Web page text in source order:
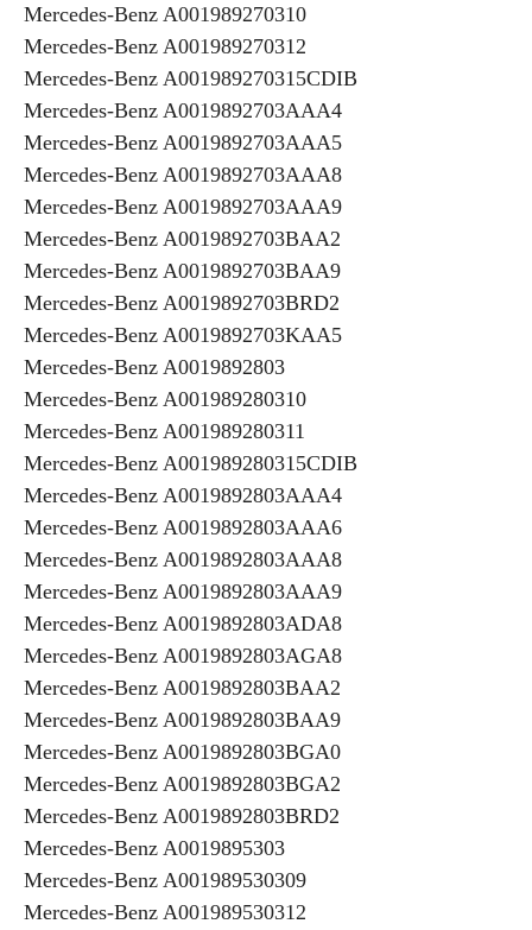
Mercedes-Benz A001989270310
Mercedes-Benz A001989270312
Mercedes-Benz A001989270315CDIB
Mercedes-Benz A0019892703AAA4
Mercedes-Benz A0019892703AAA5
Mercedes-Benz A0019892703AAA8
Mercedes-Benz A0019892703AAA9
Mercedes-Benz A0019892703BAA2
Mercedes-Benz A0019892703BAA9
Mercedes-Benz A0019892703BRD2
Mercedes-Benz A0019892703KAA5
Mercedes-Benz A0019892803
Mercedes-Benz A001989280310
Mercedes-Benz A001989280311
Mercedes-Benz A001989280315CDIB
Mercedes-Benz A0019892803AAA4
Mercedes-Benz A0019892803AAA6
Mercedes-Benz A0019892803AAA8
Mercedes-Benz A0019892803AAA9
Mercedes-Benz A0019892803ADA8
Mercedes-Benz A0019892803AGA8
Mercedes-Benz A0019892803BAA2
Mercedes-Benz A0019892803BAA9
Mercedes-Benz A0019892803BGA0
Mercedes-Benz A0019892803BGA2
Mercedes-Benz A0019892803BRD2
Mercedes-Benz A0019895303
Mercedes-Benz A001989530309
Mercedes-Benz A001989530312